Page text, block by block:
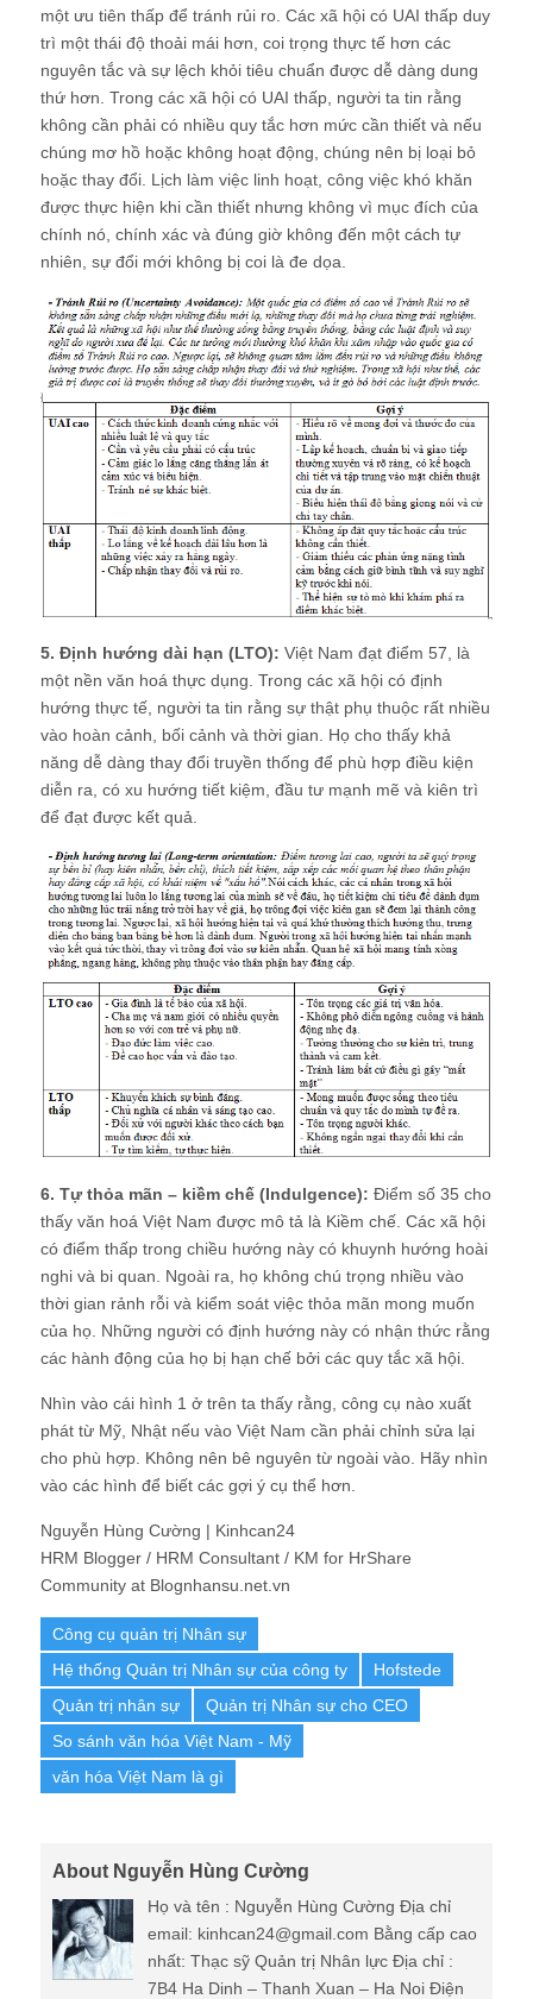
một ưu tiên thấp để tránh rủi ro. Các xã hội có UAI thấp duy
trì một thái độ thoải mái hơn, coi trọng thực tế hơn các
nguyên tắc và sự lệch khỏi tiêu chuẩn được dễ dàng dung
thứ hơn. Trong các xã hội có UAI thấp, người ta tin rằng
không cần phải có nhiều quy tắc hơn mức cần thiết và nếu
chúng mơ hồ hoặc không hoạt động, chúng nên bị loại bỏ
hoặc thay đổi. Lịch làm việc linh hoạt, công việc khó khăn
được thực hiện khi cần thiết nhưng không vì mục đích của
chính nó, chính xác và đúng giờ không đến một cách tự
nhiên, sự đổi mới không bị coi là đe dọa.
5. Định hướng dài hạn (LTO): Việt Nam đạt điểm 57, là
một nền văn hoá thực dụng. Trong các xã hội có định
hướng thực tế, người ta tin rằng sự thật phụ thuộc rất nhiều
vào hoàn cảnh, bối cảnh và thời gian. Họ cho thấy khả
năng dễ dàng thay đổi truyền thống để phù hợp điều kiện
diễn ra, có xu hướng tiết kiệm, đầu tư mạnh mẽ và kiên trì
để đạt được kết quả.
6. Tự thỏa mãn – kiềm chế (Indulgence): Điểm số 35 cho
thấy văn hoá Việt Nam được mô tả là Kiềm chế. Các xã hội
có điểm thấp trong chiều hướng này có khuynh hướng hoài
nghi và bi quan. Ngoài ra, họ không chú trọng nhiều vào
thời gian rảnh rỗi và kiểm soát việc thỏa mãn mong muốn
của họ. Những người có định hướng này có nhận thức rằng
các hành động của họ bị hạn chế bởi các quy tắc xã hội.
Nhìn vào cái hình 1 ở trên ta thấy rằng, công cụ nào xuất
phát từ Mỹ, Nhật nếu vào Việt Nam cần phải chỉnh sửa lại
cho phù hợp. Không nên bê nguyên từ ngoài vào. Hãy nhìn
vào các hình để biết các gợi ý cụ thể hơn.
Nguyễn Hùng Cường | Kinhcan24
HRM Blogger / HRM Consultant / KM for HrShare
Community at Blognhansu.net.vn
Công cụ quản trị Nhân sự
Hệ thống Quản trị Nhân sự của công ty
Hofstede
Quản trị nhân sự
Quản trị Nhân sự cho CEO
So sánh văn hóa Việt Nam - Mỹ
văn hóa Việt Nam là gì
About Nguyễn Hùng Cường
Họ và tên : Nguyễn Hùng Cường Địa chỉ
email: kinhcan24@gmail.com Bằng cấp cao
nhất: Thạc sỹ Quản trị Nhân lực Địa chỉ :
7B4 Ha Dinh – Thanh Xuan – Ha Noi Điện